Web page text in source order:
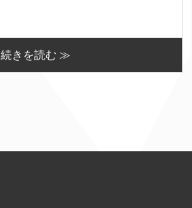
続きを読む ≫